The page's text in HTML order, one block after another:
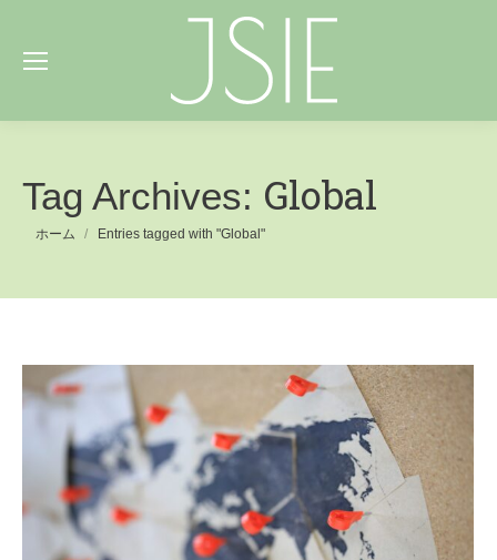
Tag Archives: Global
You are here:
ホーム Entries tagged with "Global"